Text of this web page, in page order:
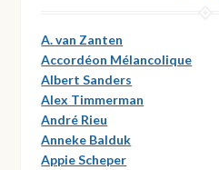
A. van Zanten
Accordéon Mélancolique
Albert Sanders
Alex Timmerman
André Rieu
Anneke Balduk
Appie Scheper